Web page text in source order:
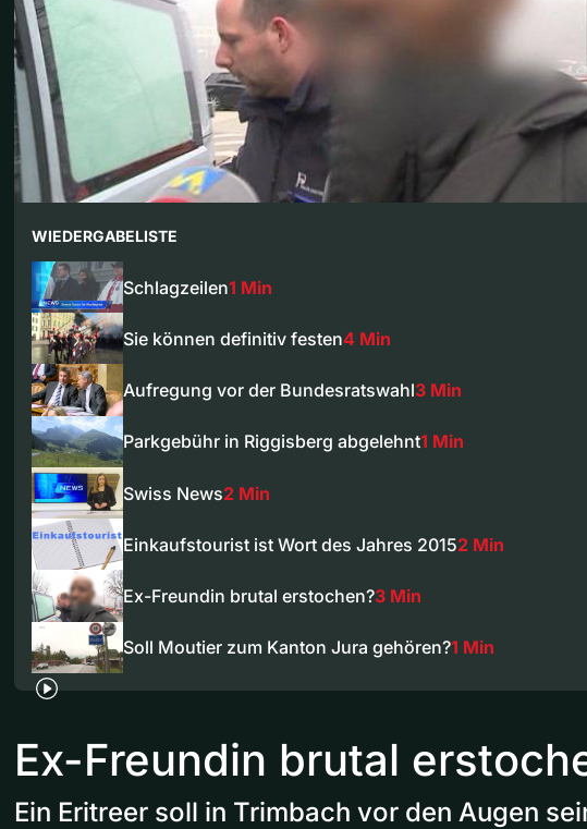
WIEDERGABELISTE
Schlagzeilen1 Min
Sie können definitiv festen4 Min
Aufregung vor der Bundesratswahl3 Min
Parkgebühr in Riggisberg abgelehnt1 Min
Swiss News2 Min
Einkaufstourist ist Wort des Jahres 20152 Min
Ex-Freundin brutal erstochen?3 Min
Soll Moutier zum Kanton Jura gehören?1 Min
Ex-Freundin brutal
Ein Eritreer soll in Trimbach vor den Augen